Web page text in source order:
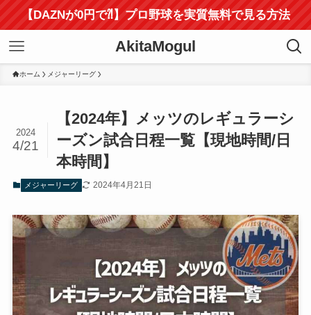
【DAZNが0円で⁈】プロ野球を実質無料で見る方法
AkitaMogul
ホーム メジャーリーグ
【2024年】メッツのレギュラーシ
ーズン試合日程一覧【現地時間/日
本時間】
2024
4/21
メジャーリーグ 2024年4月21日